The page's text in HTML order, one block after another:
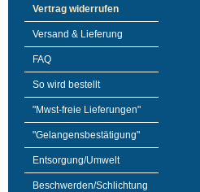
Vertrag widerrufen
Versand & Lieferung
FAQ
So wird bestellt
"Mwst-freie Lieferungen"
"Gelangensbestätigung"
Entsorgung/Umwelt
Beschwerden/Schlichtung